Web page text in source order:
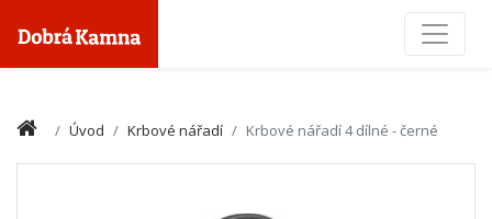
Úvod Krbové nářadí Krbové nářadí 4 dílné - černé